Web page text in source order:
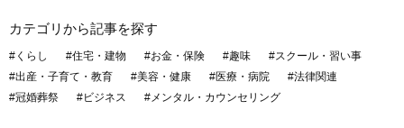
カテゴリから記事を探す
#くらし #住宅・建物 #お金・保険 #趣味
#スクール・習い事
#出産・子育て・教育
#美容・健康 #医療・病院
#法律関連
#冠婚葬祭
#ビジネス #メンタル・カウンセリング